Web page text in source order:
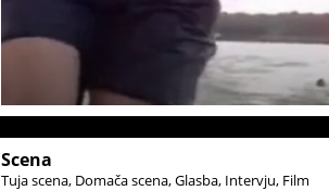
Scena
Tuja scena Domača scena Glasba Intervju Film